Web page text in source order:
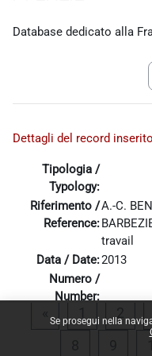
Se prosegui nella
Database dedicato alla
Dettagli del record inserito
Tipologia /
Typology:
Riferimento /
Reference:
A.-C.
travail
Data / Date:2013
Numero /
Number:
Allega file::
PaginaPagina 1